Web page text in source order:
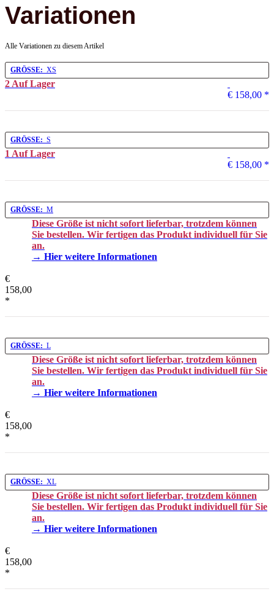
Variationen
Alle Variationen zu diesem Artikel
GRÖSSE: XS
2 Auf Lager
€ 158,00 *
GRÖSSE: S
1 Auf Lager
€ 158,00 *
GRÖSSE: M
Diese Größe ist nicht sofort lieferbar, trotzdem können
Sie bestellen. Wir fertigen das Produkt individuell für Sie
an.
→ Hier weitere Informationen
€
158,00
*
GRÖSSE: L
Diese Größe ist nicht sofort lieferbar, trotzdem können
Sie bestellen. Wir fertigen das Produkt individuell für Sie
an.
→ Hier weitere Informationen
€
158,00
*
GRÖSSE: XL
Diese Größe ist nicht sofort lieferbar, trotzdem können
Sie bestellen. Wir fertigen das Produkt individuell für Sie
an.
→ Hier weitere Informationen
€
158,00
*